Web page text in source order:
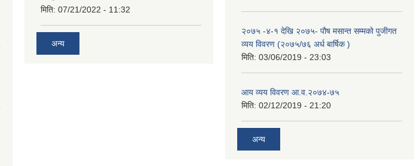
मिति: 07/21/2022 - 11:32
अन्य
२०७५ -४-१ देखि २०७५- पौष मसान्त सम्मको पुजीगत
व्यय विवरण (२०७५/७६ अर्ध बार्षिक )
मिति: 03/06/2019 - 23:03
आय व्यय विवरण आ.व.२०७४-७५
मिति: 02/12/2019 - 21:20
अन्य